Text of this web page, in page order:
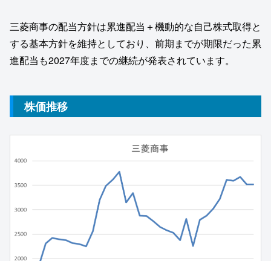
三菱商事の配当方針は累進配当＋機動的な自己株式取得と
する基本方針を維持としており、前期までが期限だった累
進配当も2027年度までの継続が発表されています。
株価推移